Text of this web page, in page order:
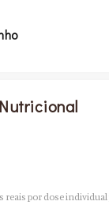
reais por dose